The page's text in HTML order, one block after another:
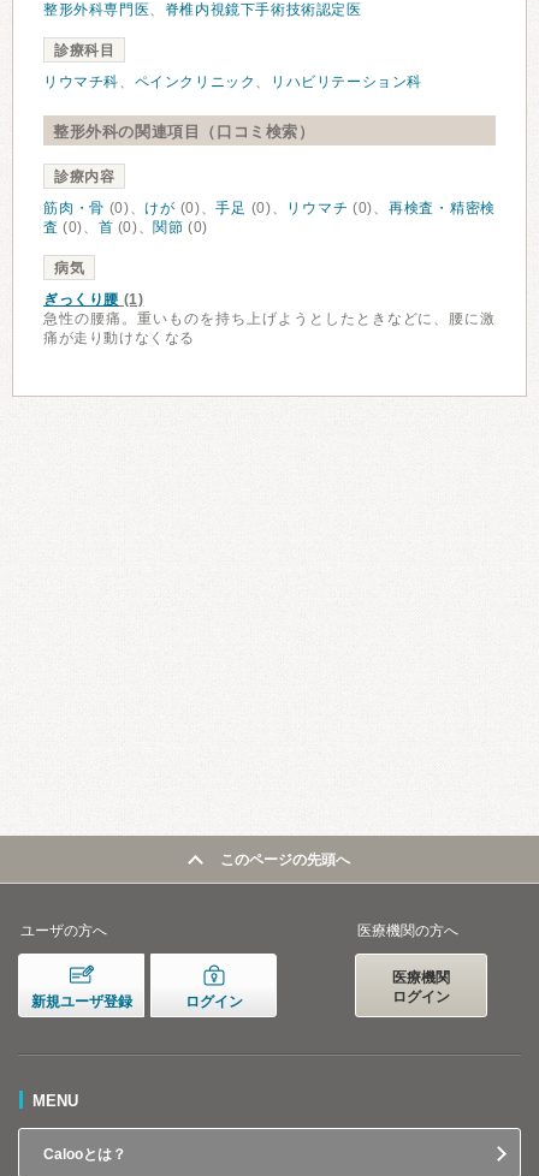
整形外科専門医、 脊椎内視鏡下手術技術認定医
診療科目
リウマチ科、 ペインクリニック 、 リハビリテーション科
整形外科の関連項目（口コミ検索）
診療内容
筋肉・骨 (0)、 けが (0)、手足 (0)、 リウマチ (0)、 再検査・精密検
査 (0)、 首 (0)、 関節 (0)
病気
ぎっくり腰 (1)
急性の腰痛。重いものを持ち上げようとしたときなどに、腰に激
痛が走り動けなくなる
このページの先頭へ
ユーザの方へ
新規ユーザ登録 ログイン
医療機関の方へ
医療機関
ログイン
MENU
Calooとは？